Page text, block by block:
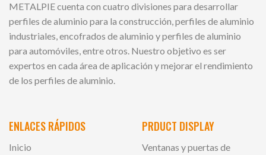
METALPIE cuenta con cuatro divisiones para desarrollar
perfiles de aluminio para la construcción, perfiles de aluminio
industriales, encofrados de aluminio y perfiles de aluminio
para automóviles, entre otros. Nuestro objetivo es ser
expertos en cada área de aplicación y mejorar el rendimiento
de los perfiles de aluminio.
ENLACES RÁPIDOS
Inicio
PRDUCT DISPLAY
Ventanas y puertas de